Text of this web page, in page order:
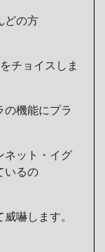
どの方
チョイスしま
機能にプラ
ネット・イグ
いるの
嚇します。